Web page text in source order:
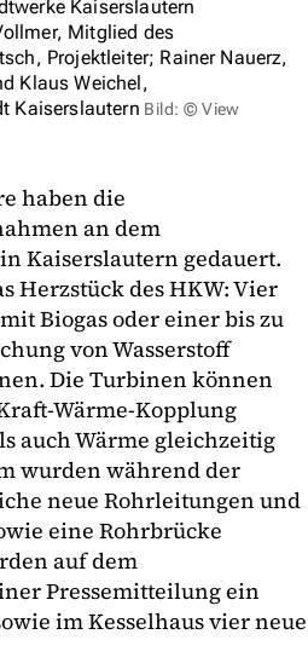
Kaiserslautern
Mitglied des
Projektleiter; Rainer Nauerz,
Klaus Weichel,
Kaiserslautern Bild: © View
haben die
an dem
Kaiserslautern gedauert.
Herzstück des HKW: Vier
Biogas oder einer bis zu
von Wasserstoff
Die Turbinen können
Wärme-Kopplung
auch Wärme gleichzeitig
wurden während der
neue Rohrleitungen und
eine Rohrbrücke
auf dem
Pressemitteilung ein
im Kesselhaus vier neue